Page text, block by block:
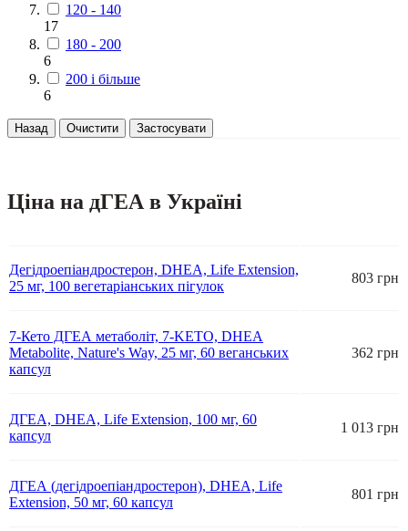
120 - 140
17
180 - 200
6
200 і більше
6
Назад Очистити Застосувати
Ціна на дГЕА в Україні
Дегідроепіандростерон, DHEA, Life Extension,
25 мг, 100 вегетаріанських пігулок
803 грн
7-Кето ДГЕА метаболіт, 7-KETO, DHEA
Metabolite, Nature's Way, 25 мг, 60 веганських
капсул
362 грн
ДГЕА, DHEA, Life Extension, 100 мг, 60
капсул
1 013 грн
ДГЕА (дегідроепіандростерон), DHEA, Life
Extension, 50 мг, 60 капсул
801 грн